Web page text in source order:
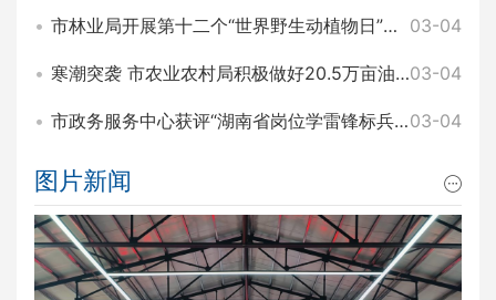
市林业局开展第十二个“世界野生动植物日”主题宣传活动 03-04
寒潮突袭 市农业农村局积极做好20.5万亩油菜田间管理和防寒工作03-04
市政务服务中心获评“湖南省岗位学雷锋标兵集体”称号03-04
图片新闻